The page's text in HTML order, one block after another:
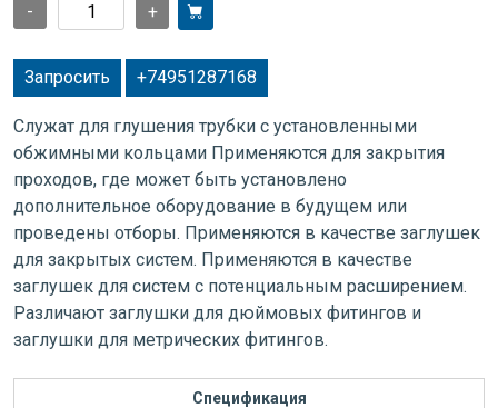
- +
Запросить +74951287168
Служат для глушения трубки с установленными
обжимными кольцами Применяются для закрытия
проходов, где может быть установлено
дополнительное оборудование в будущем или
проведены отборы. Применяются в качестве заглушек
для закрытых систем. Применяются в качестве
заглушек для систем с потенциальным расширением.
Различают заглушки для дюймовых фитингов и
заглушки для метрических фитингов.
Спецификация